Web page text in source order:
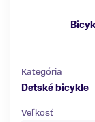
Kategória
Detské bicykle
Veľkosť